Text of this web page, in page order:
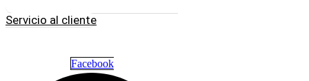
Servicio al cliente
Facebook